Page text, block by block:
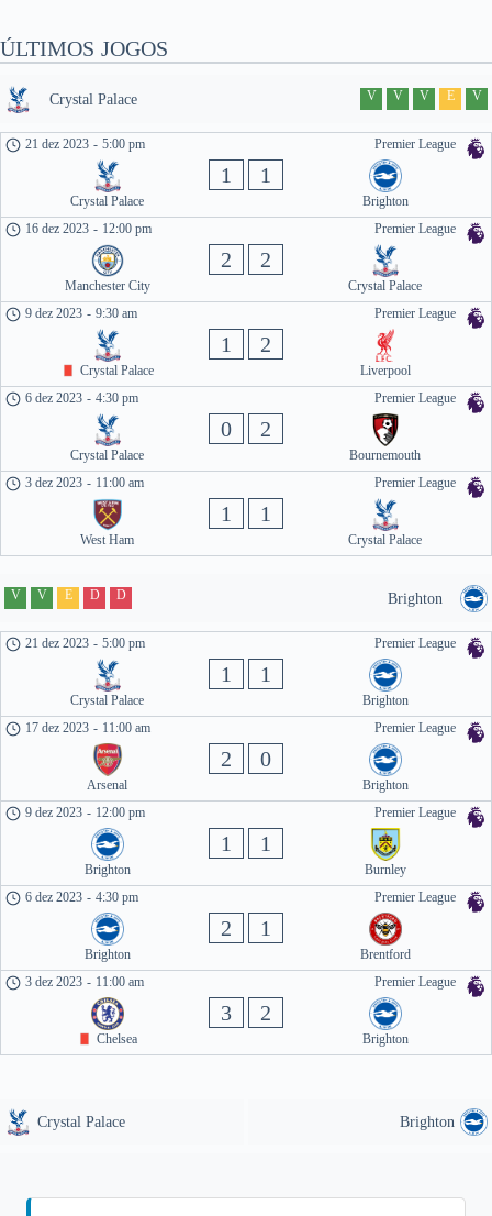
ÚLTIMOS JOGOS
Crystal Palace V V V E V
Premier League
21 dez 2023 - 5:00 pm
Crystal Palace
1 1
Brighton
Premier League
16 dez 2023 - 12:00 pm
Manchester City
2 2
Crystal Palace
Premier League
9 dez 2023 - 9:30 am
Crystal Palace
1 2
Liverpool
Premier League
6 dez 2023 - 4:30 pm
Crystal Palace
0 2
Bournemouth
Premier League
3 dez 2023 - 11:00 am
West Ham
1 1
Crystal Palace
Brighton
V V E D D
Premier League
21 dez 2023 - 5:00 pm
Crystal Palace
1 1
Brighton
Premier League
17 dez 2023 - 11:00 am
Arsenal
2 0
Brighton
Premier League
9 dez 2023 - 12:00 pm
Brighton
1 1
Burnley
Premier League
6 dez 2023 - 4:30 pm
Brighton
2 1
Brentford
Premier League
3 dez 2023 - 11:00 am
Chelsea
3 2
Brighton
Crystal Palace Brighton